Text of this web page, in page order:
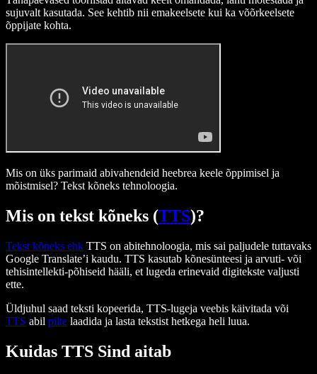
sujuvalt kasutada. See kehtib nii emakeelsete kui ka võõrkeelsete
õppijate kohta.
Mis on üks parimaid abivahendeid heebrea keele õppimisel ja
mõistmisel? Tekst kõneks tehnoloogia.
Mis on tekst kõneks (TTS)?
Tekst kõneks ehk TTS on abitehnoloogia, mis sai paljudele tuttavaks
Google Translate’i kaudu. TTS kasutab kõnesünteesi ja arvuti- või
tehisintellekti-põhiseid hääli, et lugeda erinevaid digitekste valjusti
ette.
Üldjuhul saad teksti kopeerida, TTS-lugeja veebis käivitada või
TTS abil pilte laadida ja lasta tekstist hetkega heli luua.
Kuidas TTS Sind aitab